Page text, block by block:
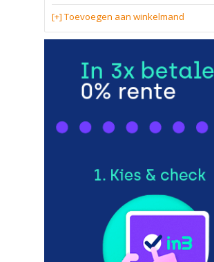
[+] Toevoegen aan winkelmand